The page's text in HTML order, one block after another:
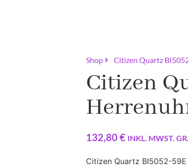
Shop Citizen Quartz
Citizen
132,80 € INKL. MWST.
Citizen Quartz BI5052-59E